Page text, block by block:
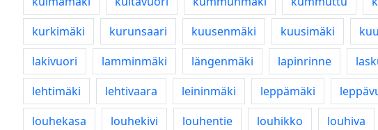
kurkimäki
kurunsaari kuusenmäki kuusimäki
lakivuori
lamminmäki längenmäki lapinrinne
lehtimäki
lehtivaara leininmäki leppämäki
louhekasa
louhekivi louhentie louhikko louhiva